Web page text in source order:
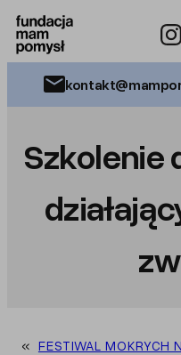
Przejdź
do
treści
Szkolenie
« FESTIWAL MOKRYCH